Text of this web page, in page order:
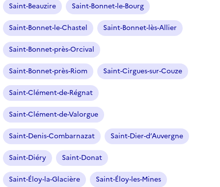
Saint-Beauzire Saint-Bonnet-le-Bourg
Saint-Bonnet-le-Chastel Saint-Bonnet-lès-Allier
Saint-Bonnet-près-Orcival
Saint-Bonnet-près-Riom Saint-Cirgues-sur-Couze
Saint-Clément-de-Régnat
Saint-Clément-de-Valorgue
Saint-Denis-Combarnazat Saint-Dier-d’Auvergne
Saint-Diéry Saint-Donat
Saint-Éloy-la-Glacière Saint-Éloy-les-Mines